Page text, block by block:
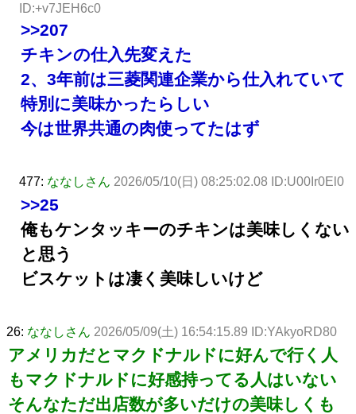
ID:+v7JEH6c0
>>207
チキンの仕入先変えた
2、3年前は三菱関連企業から仕入れていて
特別に美味かったらしい
今は世界共通の肉使ってたはず
477: ななしさん 2026/05/10(日) 08:25:02.08 ID:U00Ir0El0
>>25
俺もケンタッキーのチキンは美味しくない
と思う
ビスケットは凄く美味しいけど
26: ななしさん 2026/05/09(土) 16:54:15.89 ID:YAkyoRD80
アメリカだとマクドナルドに好んで行く人
もマクドナルドに好感持ってる人はいない
そんなただ出店数が多いだけの美味しくも